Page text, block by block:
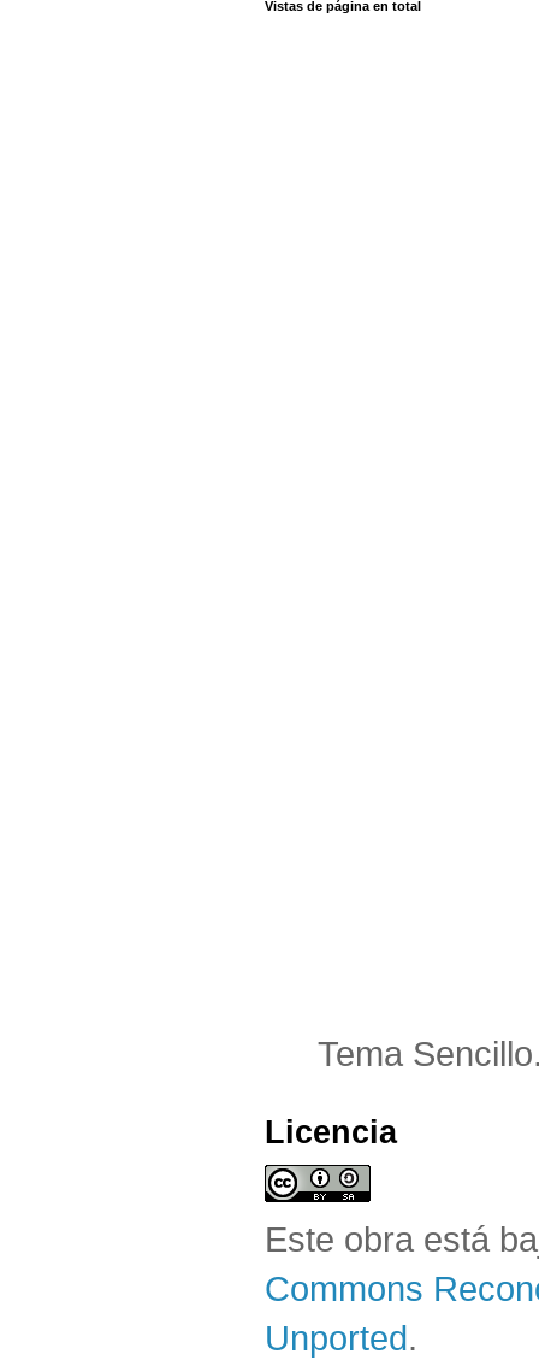
Vistas de página en total
Tema
Licencia
Este obra está
Commons
Unported.